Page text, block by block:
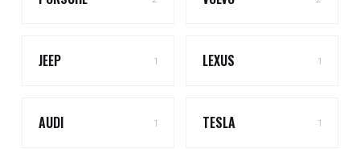
JEEP 1 LEXUS 1
AUDI 1 TESLA 1